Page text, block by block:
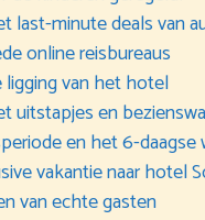
last-minute deals van
online reisbureaus
van het hotel
uitstapjes en
en het 6-
vakantie naar hotel
van echte gasten